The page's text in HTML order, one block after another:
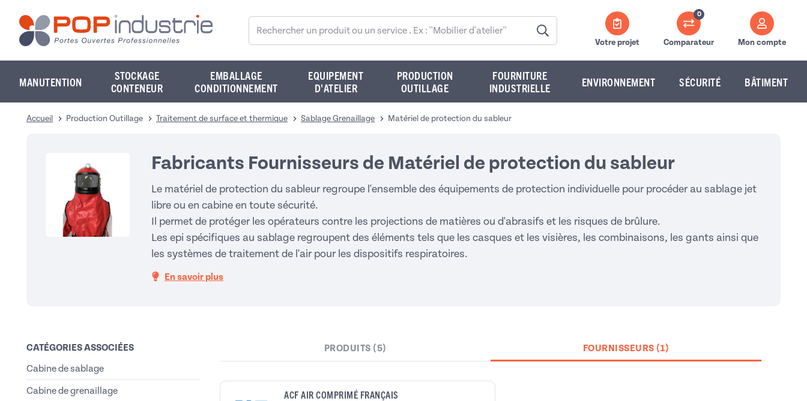
Votre projet
0
Comparateur Mon compte
MANUTENTION
STOCKAGE
CONTENEUR
EMBALLAGE
CONDITIONNEMENT
EQUIPEMENT
D'ATELIER
PRODUCTION
OUTILLAGE
FOURNITURE
INDUSTRIELLE
ENVIRONNEMENT SÉCURITÉ BÂTIMENT
Accueil Production Outillage Traitement de surface et thermique Sablage Grenaillage Matériel de protection du sableur
Fabricants Fournisseurs de Matériel de protection du sableur
Le matériel de protection du sableur regroupe l'ensemble des équipements de protection individuelle pour procéder au sablage jet
libre ou en cabine en toute sécurité.
Il permet de protéger les opérateurs contre les projections de matières ou d'abrasifs et les risques de brûlure.
Les epi spécifiques au sablage regroupent des éléments tels que les casques et les visières, les combinaisons, les gants ainsi que
les systèmes de traitement de l'air pour les dispositifs respiratoires.
En savoir plus
CATÉGORIES ASSOCIÉES
Cabine de sablage
Cabine de grenaillage
PRODUITS (5) FOURNISSEURS (1)
ACF AIR COMPRIMÉ FRANÇAIS